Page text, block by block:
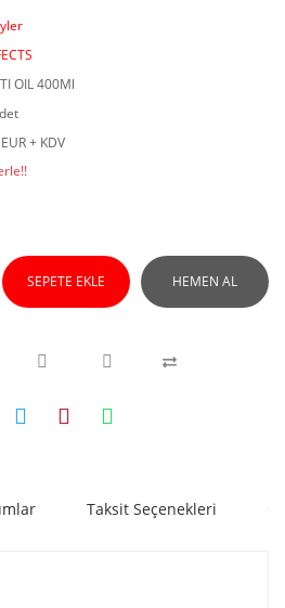
OIL 400Ml
+ KDV
SEPETE EKLE HEMEN AL
Taksit Seçenekleri